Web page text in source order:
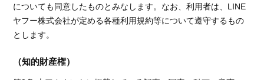
についても同意したものとみなします。なお、利用者は、LINE
ヤフー株式会社が定める各種利用規約等について遵守するもの
とします。
（知的財産権）